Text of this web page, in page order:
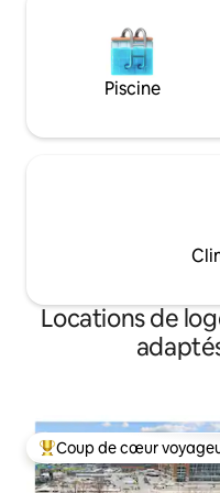
Piscine
Locations de
Coups de cœur
Coup de cœur